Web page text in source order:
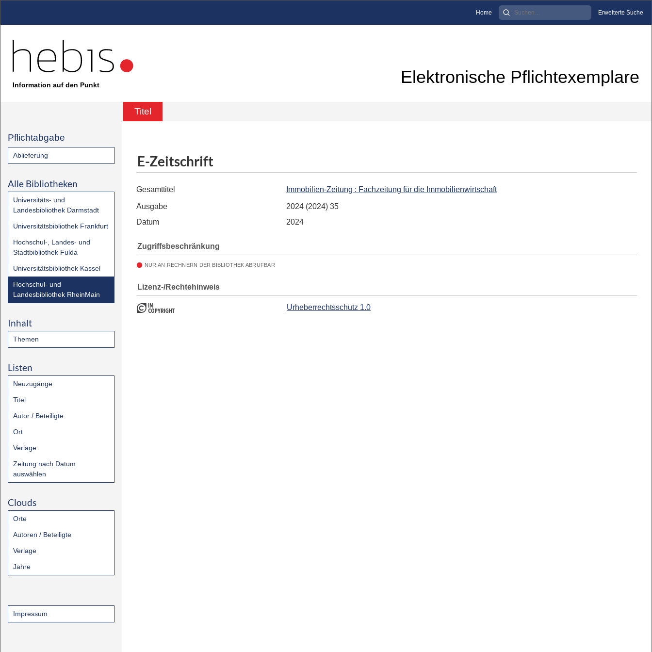
Home Erweiterte Suche
Information auf den Punkt Elektronische Pflichtexemplare
Titel
Pflichtabgabe
Ablieferung
Alle Bibliotheken
Universitäts- und
Landesbibliothek Darmstadt
Universitätsbibliothek Frankfurt
Hochschul-, Landes- und
Stadtbibliothek Fulda
Universitätsbibliothek Kassel
Hochschul- und
Landesbibliothek RheinMain
Inhalt
Themen
Listen
Neuzugänge
Titel
Autor / Beteiligte
Ort
Verlage
Zeitung nach Datum
auswählen
Clouds
Orte
Autoren / Beteiligte
Verlage
Jahre
Impressum
E-Zeitschrift
Gesamttitel Immobilien-Zeitung : Fachzeitung für die Immobilienwirtschaft
Ausgabe
2024 (2024) 35
Datum
2024
Zugriffsbeschränkung
NUR AN RECHNERN DER BIBLIOTHEK ABRUFBAR
Lizenz-/Rechtehinweis
Urheberrechtsschutz 1.0